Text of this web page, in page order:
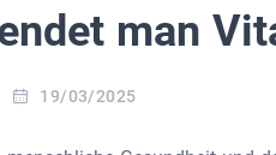
man
19/03/2025